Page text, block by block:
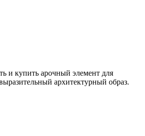
и купить арочный элемент для
архитектурный образ.